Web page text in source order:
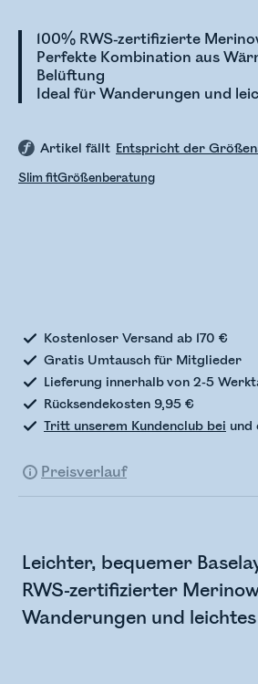
100% RWS-zertifizierte
Perfekte Kombination aus
Belüftung
Ideal für Wanderungen und
Artikel fällt Entspricht der
Slim fitGrößenberatung
Kostenloser Versand ab 170 €
Gratis Umtausch für Mitglieder
Lieferung innerhalb von 2-5
Rücksendekosten 9,95 €
Tritt unserem Kundenclub bei und
Preisverlauf
Leichter, bequemer
RWS-zertifizierter
Wanderungen und